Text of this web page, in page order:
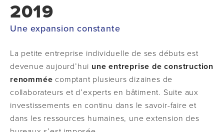
2019
Une expansion constante
La petite entreprise individuelle de ses débuts est
devenue aujourd’hui une entreprise de construction
renommée comptant plusieurs dizaines de
collaborateurs et d’experts en bâtiment. Suite aux
investissements en continu dans le savoir-faire et
dans les ressources humaines, une extension des